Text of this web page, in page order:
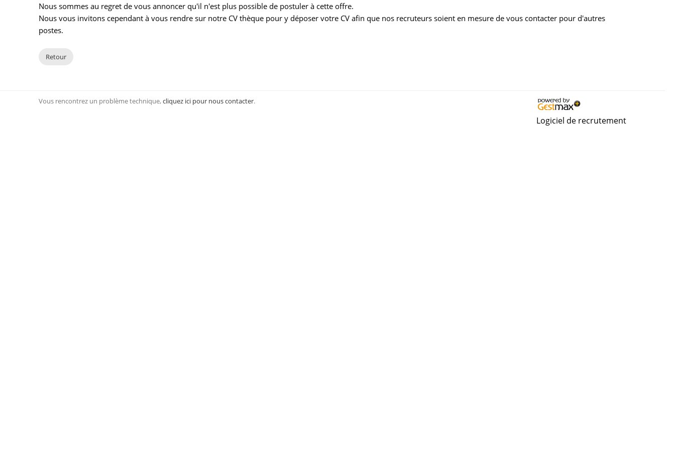
Nous sommes au regret de vous annoncer qu'il n'est plus possible de postuler à cette offre.
Nous vous invitons cependant à vous rendre sur notre CV thèque pour y déposer votre CV afin que nos recruteurs soient en mesure de vous contacter pour d'autres
postes.
Retour
Vous rencontrez un problème technique,cliquez ici pour nous contacter.
Logiciel de recrutement